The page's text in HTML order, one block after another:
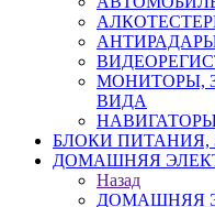
МОНИТОРЫ,
ВИДА
БЛОКИ ПИТАНИЯ,
ДОМАШНЯЯ
Назад
ДОМАШНЯЯ